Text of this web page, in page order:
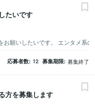
たいです
応募者数 12 募集期限 募集終了
方を募集します